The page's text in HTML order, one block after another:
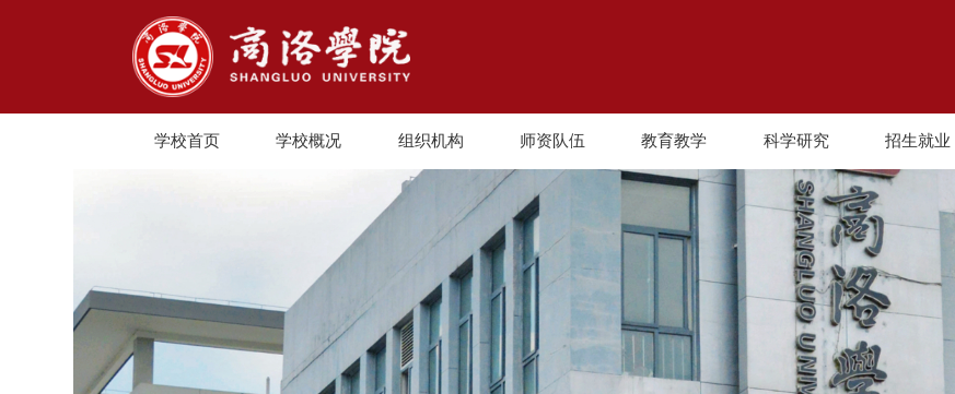
学校首页 学校概况 组织机构 师资队伍 教育教学 科学研究 招生就业